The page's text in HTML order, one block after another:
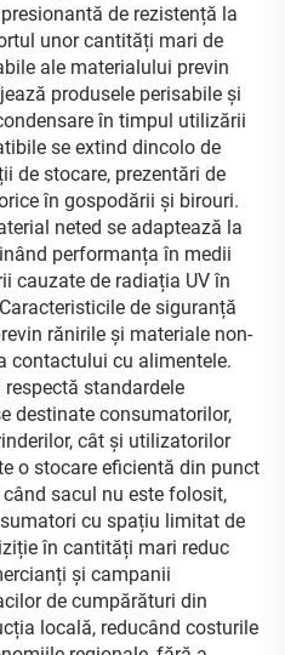
de rezistență la
unor cantități mari de
ale materialului previn
produsele perisabile și
în timpul utilizării
se extind dincolo de
de stocare, prezentări de
în gospodării și birouri.
neted se adaptează la
performanța în medii
cauzate de radiația UV în
de siguranță
rănirile și materiale non-
contactului cu alimentele.
standardele
destinate consumatorilor,
cât și utilizatorilor
o stocare eficientă din punct
sacul nu este folosit,
cu spațiu limitat de
în cantități mari reduc
și campanii
de cumpărături din
locală, reducând costurile